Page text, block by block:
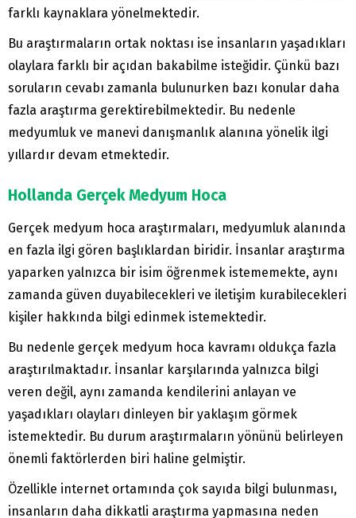
farklı kaynaklara yönelmektedir.
Bu araştırmaların ortak noktası ise insanların yaşadıkları
olaylara farklı bir açıdan bakabilme isteğidir. Çünkü bazı
soruların cevabı zamanla bulunurken bazı konular daha
fazla araştırma gerektirebilmektedir. Bu nedenle
medyumluk ve manevi danışmanlık alanına yönelik ilgi
yıllardır devam etmektedir.
Hollanda Gerçek Medyum Hoca
Gerçek medyum hoca araştırmaları, medyumluk alanında
en fazla ilgi gören başlıklardan biridir. İnsanlar araştırma
yaparken yalnızca bir isim öğrenmek istememekte, aynı
zamanda güven duyabilecekleri ve iletişim kurabilecekleri
kişiler hakkında bilgi edinmek istemektedir.
Bu nedenle gerçek medyum hoca kavramı oldukça fazla
araştırılmaktadır. İnsanlar karşılarında yalnızca bilgi
veren değil, aynı zamanda kendilerini anlayan ve
yaşadıkları olayları dinleyen bir yaklaşım görmek
istemektedir. Bu durum araştırmaların yönünü belirleyen
önemli faktörlerden biri haline gelmiştir.
Özellikle internet ortamında çok sayıda bilgi bulunması,
insanların daha dikkatli araştırma yapmasına neden